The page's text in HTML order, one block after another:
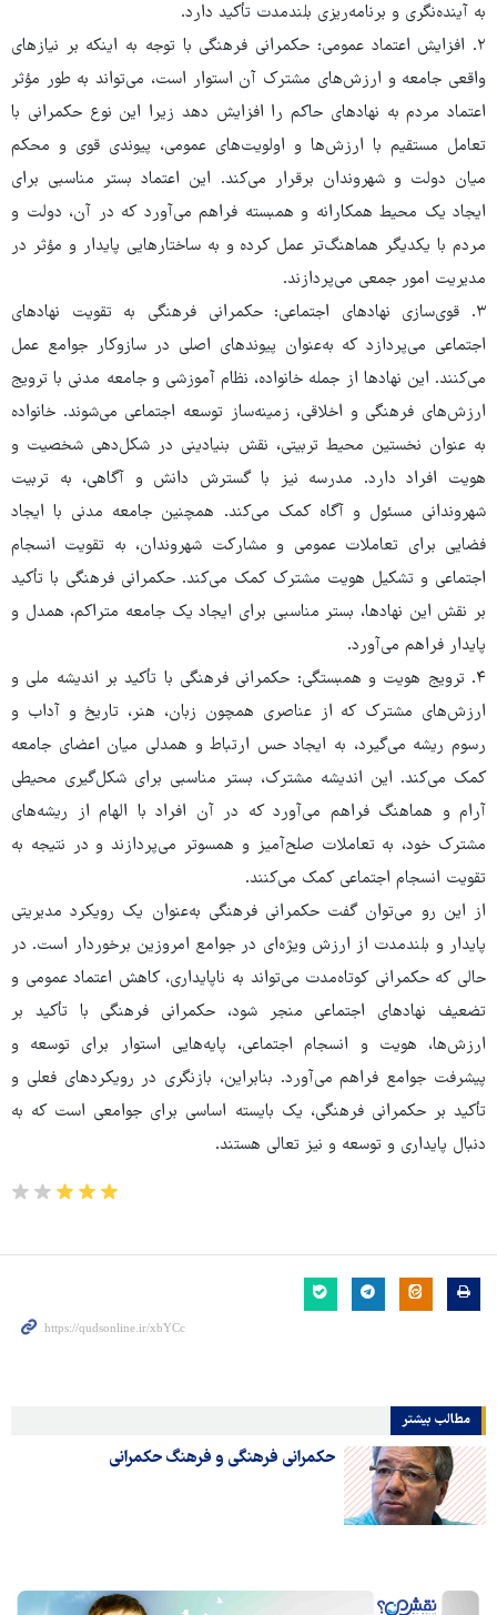
به آینده‌نگری و برنامه‌ریزی بلندمدت تأکید دارد.
۲. افزایش اعتماد عمومی: حکمرانی فرهنگی با توجه به اینکه بر نیازهای
واقعی جامعه و ارزش‌های مشترک آن استوار است، می‌تواند به طور مؤثر
اعتماد مردم به نهادهای حاکم را افزایش دهد زیرا این نوع حکمرانی با
تعامل مستقیم با ارزش‌ها و اولویت‌های عمومی، پیوندی قوی و محکم
میان دولت و شهروندان برقرار می‌کند. این اعتماد بستر مناسبی برای
ایجاد یک محیط همکارانه و همبسته فراهم می‌آورد که در آن، دولت و
مردم با یکدیگر هماهنگ‌تر عمل کرده و به ساختارهایی پایدار و مؤثر در
مدیریت امور جمعی می‌پردازند.
۳. قوی‌سازی نهادهای اجتماعی: حکمرانی فرهنگی به تقویت نهادهای
اجتماعی می‌پردازد که به‌عنوان پیوندهای اصلی در سازوکار جوامع عمل
می‌کنند. این نهادها از جمله خانواده، نظام آموزشی و جامعه مدنی با ترویج
ارزش‌های فرهنگی و اخلاقی، زمینه‌ساز توسعه اجتماعی می‌شوند. خانواده
به‌ عنوان نخستین محیط تربیتی، نقش بنیادینی در شکل‌دهی شخصیت و
هویت افراد دارد. مدرسه نیز با گسترش دانش و آگاهی، به تربیت
شهروندانی مسئول و آگاه کمک می‌کند. همچنین جامعه مدنی با ایجاد
فضایی برای تعاملات عمومی و مشارکت شهروندان، به تقویت انسجام
اجتماعی و تشکیل هویت مشترک کمک می‌کند. حکمرانی فرهنگی با تأکید
بر نقش این نهادها، بستر مناسبی برای ایجاد یک جامعه متراکم، همدل و
پایدار فراهم می‌آورد.
۴. ترویج هویت و همبستگی: حکمرانی فرهنگی با تأکید بر اندیشه ملی و
ارزش‌های مشترک که از عناصری همچون زبان، هنر، تاریخ و آداب و
رسوم ریشه می‌گیرد، به ایجاد حس ارتباط و همدلی میان اعضای جامعه
کمک می‌کند. این اندیشه مشترک، بستر مناسبی برای شکل‌گیری محیطی
آرام و هماهنگ فراهم می‌آورد که در آن افراد با الهام از ریشه‌های
مشترک خود، به تعاملات صلح‌آمیز و همسوتر می‌پردازند و در نتیجه به
تقویت انسجام اجتماعی کمک می‌کنند.
از این رو می‌توان گفت حکمرانی فرهنگی به‌عنوان یک رویکرد مدیریتی
پایدار و بلندمدت از ارزش ویژه‌ای در جوامع امروزین برخوردار است. در
حالی که حکمرانی کوتاه‌مدت می‌تواند به ناپایداری، کاهش اعتماد عمومی و
تضعیف نهادهای اجتماعی منجر شود، حکمرانی فرهنگی با تأکید بر
ارزش‌ها، هویت و انسجام اجتماعی، پایه‌هایی استوار برای توسعه و
پیشرفت جوامع فراهم می‌آورد. بنابراین، بازنگری در رویکردهای فعلی و
تأکید بر حکمرانی فرهنگی، یک بایسته اساسی برای جوامعی است که به
دنبال پایداری و توسعه و نیز تعالی هستند.
مطالب بیشتر
حکمرانی فرهنگی و فرهنگ حکمرانی